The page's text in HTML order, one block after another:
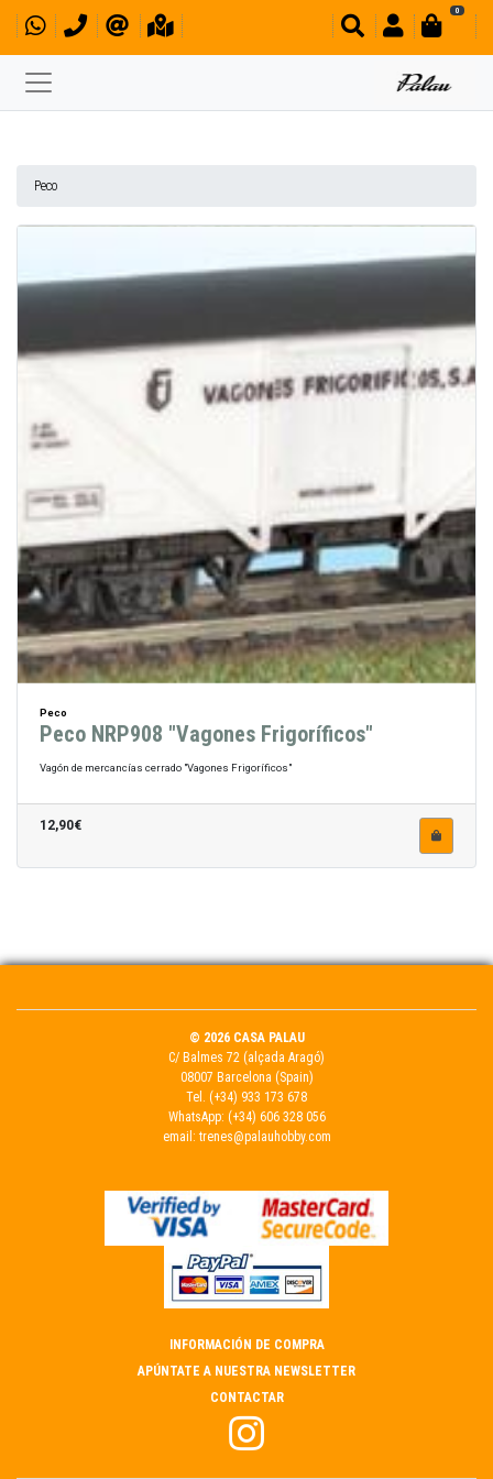
0
Peco
Peco
Peco NRP908 "Vagones Frigoríficos"
Vagón de mercancías cerrado "Vagones Frigoríficos"
12,90€
© 2026 CASA PALAU
C/ Balmes 72 (alçada Aragó)
08007 Barcelona (Spain)
Tel. (+34) 933 173 678
WhatsApp: (+34) 606 328 056
email: trenes@palauhobby.com
INFORMACIÓN DE COMPRA
APÚNTATE A NUESTRA NEWSLETTER
CONTACTAR